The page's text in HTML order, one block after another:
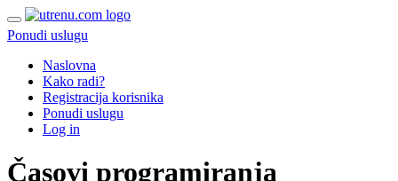
Ponudi uslugu
Naslovna
Kako radi?
Registracija korisnika
Ponudi uslugu
Log in
Časovi programiranja